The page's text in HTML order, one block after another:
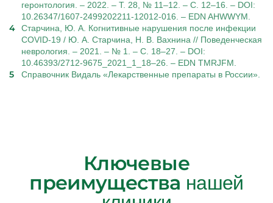
геронтология. – 2022. – Т. 28, № 11–12. – С. 12–16. – DOI:
10.26347/1607-2499202211-12012-016. – EDN AHWWYM.
Старчина, Ю. А. Когнитивные нарушения после инфекции
COVID-19 / Ю. А. Старчина, Н. В. Вахнина // Поведенческая
неврология. – 2021. – № 1. – С. 18–27. – DOI:
10.46393/2712-9675_2021_1_18–26. – EDN TMRJFM.
Справочник Видаль «Лекарственные препараты в России».
Ключевые
преимущества нашей